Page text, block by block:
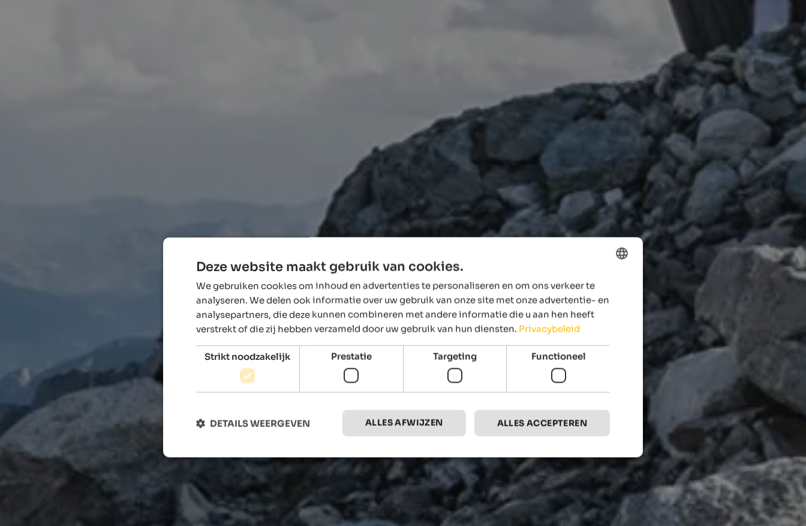
ENGLISH
DUTCH
Deze website maakt gebruik van cookies.
We gebruiken cookies om inhoud en advertenties te personaliseren en om ons verkeer te
analyseren. We delen ook informatie over uw gebruik van onze site met onze advertentie- en
analysepartners, die deze kunnen combineren met andere informatie die u aan hen heeft
verstrekt of die zij hebben verzameld door uw gebruik van hun diensten. Privacybeleid
Strikt noodzakelijk Prestatie Targeting Functioneel
ALLES ACCEPTEREN
ALLES AFWIJZEN
DETAILS WEERGEVEN